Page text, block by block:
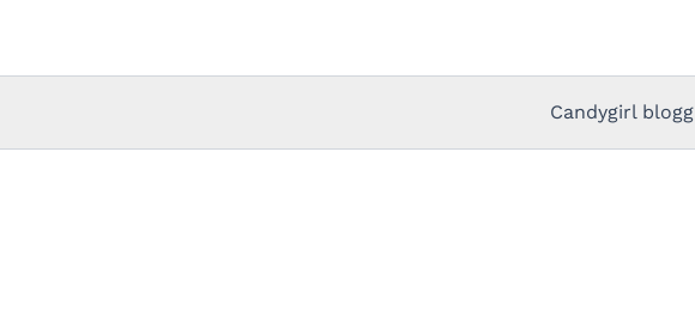
Candygirl blogg